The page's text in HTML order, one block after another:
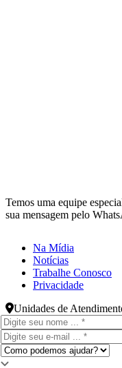
Temos uma equipe
sua mensagem pelo
Na Mídia
Notícias
Trabalhe Conosco
Privacidade
Unidades de